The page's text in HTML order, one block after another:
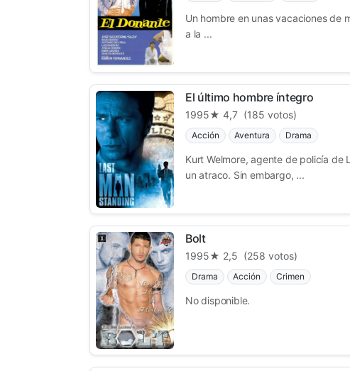
Un hombre en unas vacaciones de
a la ...
El último hombre íntegro
1995★ 4,7 (185 votos)
Acción Aventura Drama
Kurt Welmore, agente de policía de
un atraco. Sin embargo, ...
Bolt
1995★ 2,5 (258 votos)
Drama Acción Crimen
No disponible.